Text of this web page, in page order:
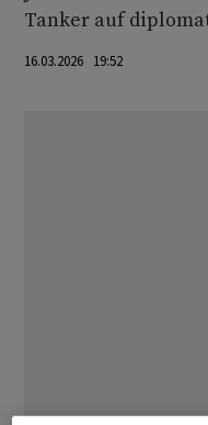
Tanker auf
16.03.2026 19:52